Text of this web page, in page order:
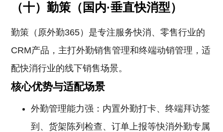
（十）勤策（国内·垂直快消型）
勤策（原外勤365）是专注服务快消、零售行业的
CRM产品，主打外勤销售管理和终端动销管理，适
配快消行业的线下销售场景。
核心优势与适配场景
外勤管理能力强：内置外勤打卡、终端拜访签
到、货架陈列检查、订单上报等快消外勤专属